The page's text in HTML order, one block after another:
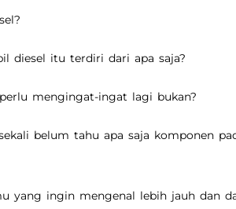
diesel itu terdiri dari apa saja?
mengingat-ingat lagi bukan?
belum tahu apa saja komponen
yang ingin mengenal lebih jauh dan